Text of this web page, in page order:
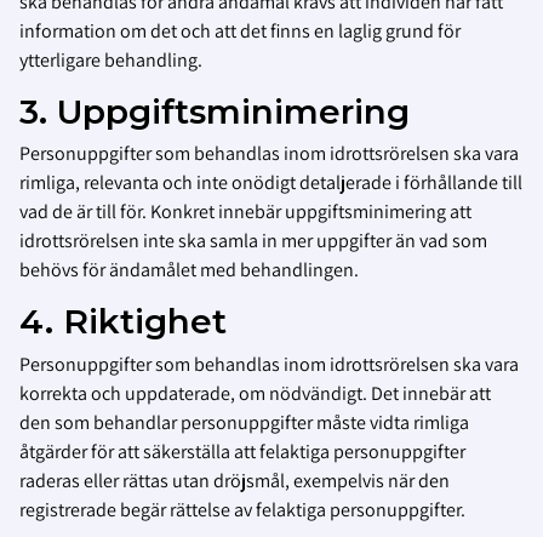
information om det och att det finns en laglig grund för
ytterligare behandling.
3. Uppgiftsminimering
Personuppgifter som behandlas inom idrottsrörelsen ska vara
rimliga, relevanta och inte onödigt detaljerade i förhållande till
vad de är till för. Konkret innebär uppgiftsminimering att
idrottsrörelsen inte ska samla in mer uppgifter än vad som
behövs för ändamålet med behandlingen.
4. Riktighet
Personuppgifter som behandlas inom idrottsrörelsen ska vara
korrekta och uppdaterade, om nödvändigt. Det innebär att
den som behandlar personuppgifter måste vidta rimliga
åtgärder för att säkerställa att felaktiga personuppgifter
raderas eller rättas utan dröjsmål, exempelvis när den
registrerade begär rättelse av felaktiga personuppgifter.